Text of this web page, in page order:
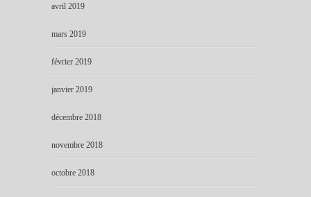
avril 2019
mars 2019
février 2019
janvier 2019
décembre 2018
novembre 2018
octobre 2018